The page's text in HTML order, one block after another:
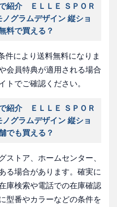
紹介 ＥＬＬＥ ＳＰＯＲ
グラムデザイン 縦ショ
料で買える？
件により送料無料になりま
会員特典が適用される場合
トでご確認ください。
紹介 ＥＬＬＥ ＳＰＯＲ
グラムデザイン 縦ショ
でも買える？
ストア、ホームセンター、
る場合があります。確実に
庫検索や電話での在庫確認
型番やカラーなどの条件を